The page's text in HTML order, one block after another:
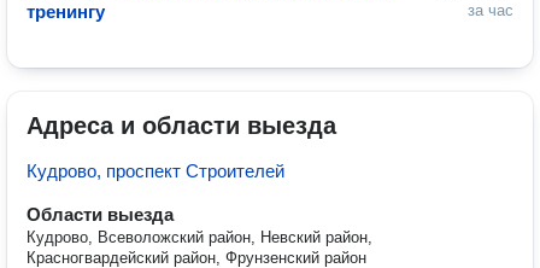
за час
тренингу
Адреса и области выезда
Кудрово, проспект Строителей
Области выезда
Кудрово, Всеволожский район, Невский район,
Красногвардейский район, Фрунзенский район